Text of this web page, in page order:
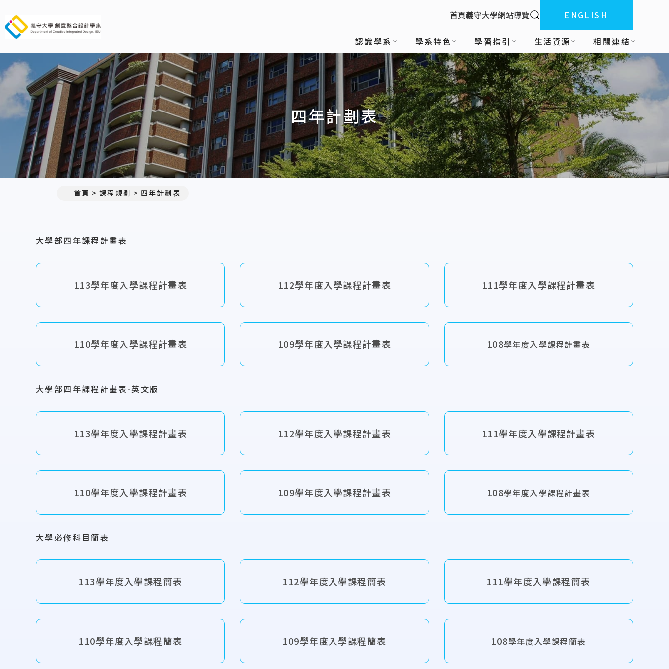
:::
首頁義守大學網站導覽 全站搜索ENGLISH
認識學系 學系特色 學習指引 生活資源 相關連結
四年計劃表
首頁 課程規劃 四年計劃表
大學部四年課程計畫表
113學年度入學課程計畫表 112學年度入學課程計畫表 111學年度入學課程計畫表
110學年度入學課程計畫表 109學年度入學課程計畫表 108學年度入學課程計畫表
大學部四年課程計畫表-英文版
113學年度入學課程計畫表 112學年度入學課程計畫表 111學年度入學課程計畫表
110學年度入學課程計畫表 109學年度入學課程計畫表 108學年度入學課程計畫表
大學必修科目簡表
113學年度入學課程簡表 112學年度入學課程簡表 111學年度入學課程簡表
110學年度入學課程簡表 109學年度入學課程簡表 108學年度入學課程簡表